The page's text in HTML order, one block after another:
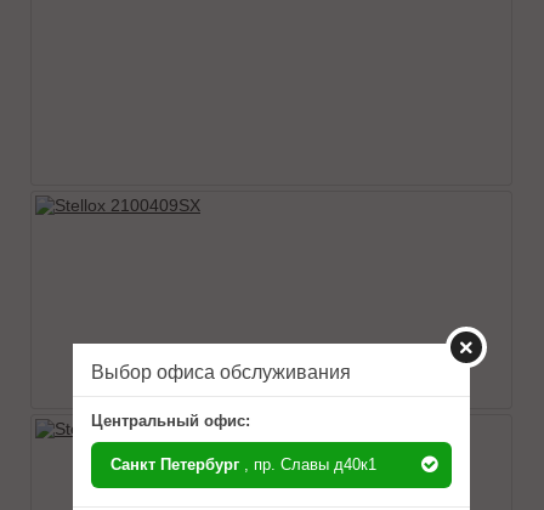
Выбор офиса обслуживания
Центральный офис:
Санкт Петербург , пр. Славы д40к1